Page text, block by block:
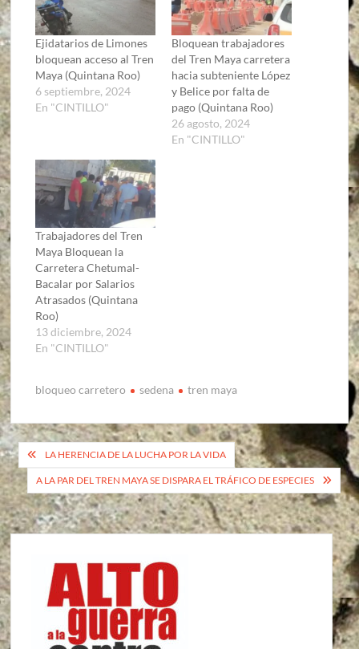
Ejidatarios de Limones
bloquean acceso al Tren
Maya (Quintana Roo)
6 septiembre, 2024
En "CINTILLO"
Bloquean trabajadores
del Tren Maya carretera
hacia subteniente López
y Belice por falta de
pago (Quintana Roo)
26 agosto, 2024
En "CINTILLO"
Trabajadores del Tren
Maya Bloquean la
Carretera Chetumal-
Bacalar por Salarios
Atrasados (Quintana
Roo)
13 diciembre, 2024
En "CINTILLO"
bloqueo carretero sedena tren maya
Navegación
de
entradas
LA HERENCIA DE LA LUCHA POR LA VIDA
A LA PAR DEL TREN MAYA SE DISPARA EL TRÁFICO DE ESPECIES